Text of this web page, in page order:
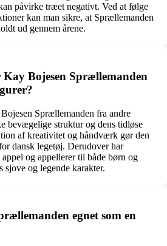
påvirke træet negativt. Ved at følge
kan man sikre, at Sprællemanden
ud gennem årene.
Bojesen Sprællemanden
Sprællemanden fra andre
bevægelige struktur og dens tidløse
af kreativitet og håndværk gør den
dansk legetøj. Derudover har
og appellerer til både børn og
sjove og legende karakter.
egnet som en